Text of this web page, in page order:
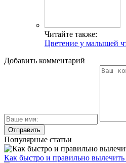
Читайте также:
Цветение у малышей
Добавить комментарий
Популярные статьи
Как быстро и правильно вылечить